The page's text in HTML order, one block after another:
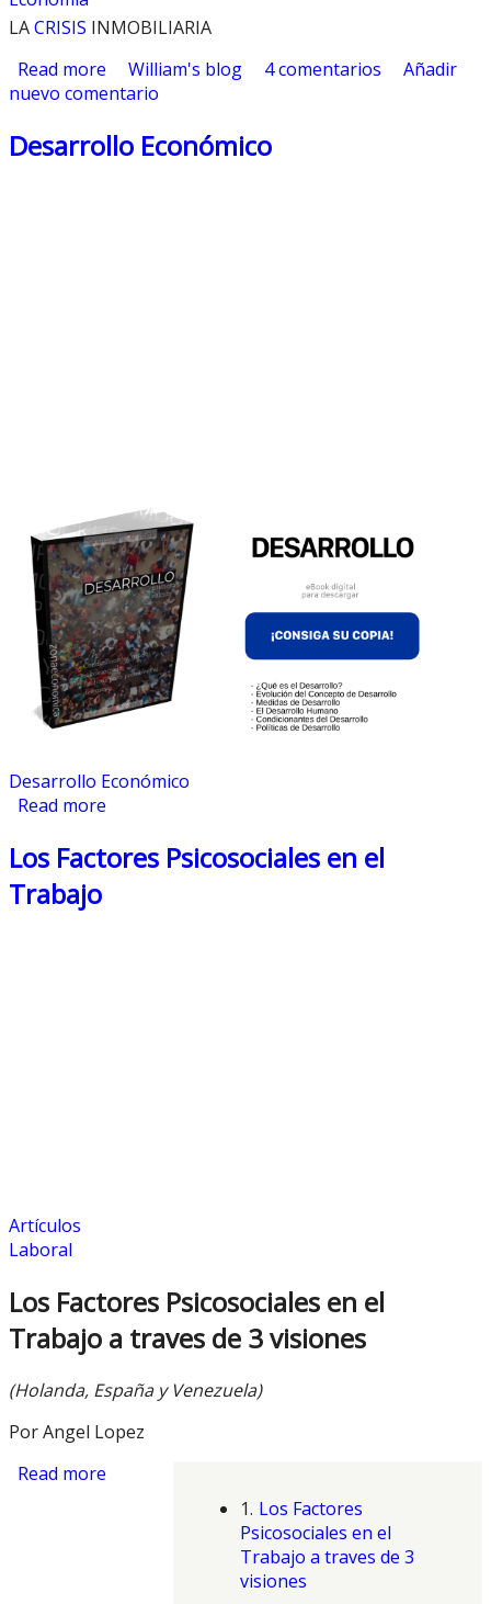
LACRISIS INMOBILIARIA
Read more about LA CRISIS INMOBILIARIA
William's blog 4 comentarios
Añadir
nuevo comentario
Desarrollo Económico
Desarrollo Económico
Read more
Los Factores Psicosociales en el
Trabajo
Artículos
Laboral
Los Factores Psicosociales en el
Trabajo a traves de 3 visiones
(Holanda, España y Venezuela)
Por Angel Lopez
1. Los Factores
Psicosociales en el
Trabajo a traves de 3
visiones
Read more